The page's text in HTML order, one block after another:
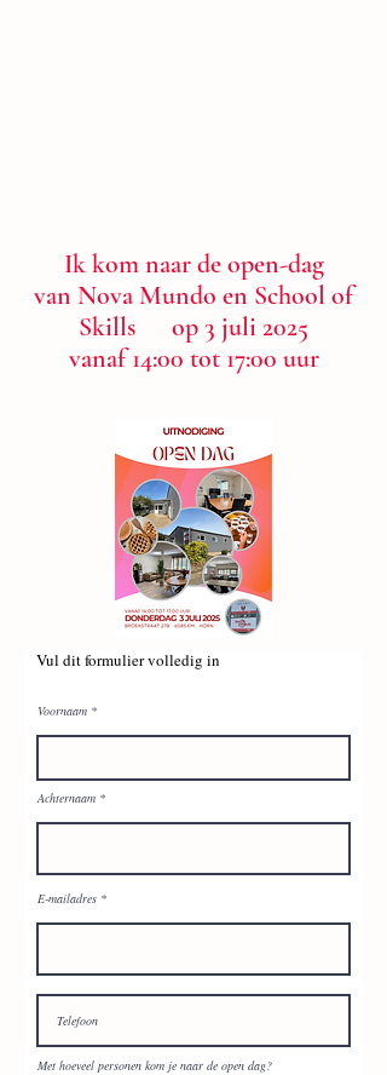
Ik kom naar de open-dag
van Nova Mundo en School of
Skills op 3 juli 2025
vanaf 14:00 tot 17:00 uur
Vul dit formulier volledig in
Voornaam
Achternaam
E-mailadres
Met hoeveel personen kom je naar de open dag?